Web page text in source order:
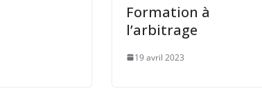
Formation à
l’arbitrage
19 avril 2023